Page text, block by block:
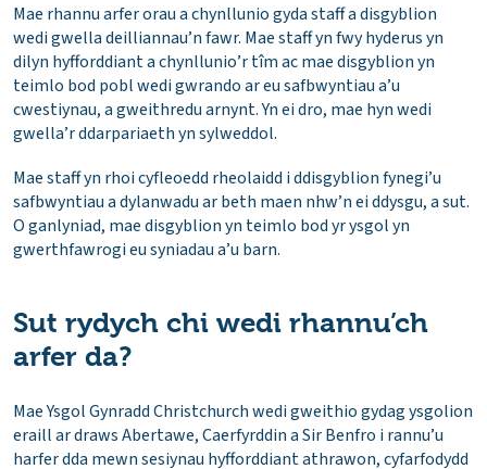
Mae rhannu arfer orau a chynllunio gyda staff a disgyblion
wedi gwella deilliannau’n fawr. Mae staff yn fwy hyderus yn
dilyn hyfforddiant a chynllunio’r tîm ac mae disgyblion yn
teimlo bod pobl wedi gwrando ar eu safbwyntiau a’u
cwestiynau, a gweithredu arnynt. Yn ei dro, mae hyn wedi
gwella’r ddarpariaeth yn sylweddol.
Mae staff yn rhoi cyfleoedd rheolaidd i ddisgyblion fynegi’u
safbwyntiau a dylanwadu ar beth maen nhw’n ei ddysgu, a sut.
O ganlyniad, mae disgyblion yn teimlo bod yr ysgol yn
gwerthfawrogi eu syniadau a’u barn.
Sut rydych chi wedi rhannu’ch
arfer da?
Mae Ysgol Gynradd Christchurch wedi gweithio gydag ysgolion
eraill ar draws Abertawe, Caerfyrddin a Sir Benfro i rannu’u
harfer dda mewn sesiynau hyfforddiant athrawon, cyfarfodydd